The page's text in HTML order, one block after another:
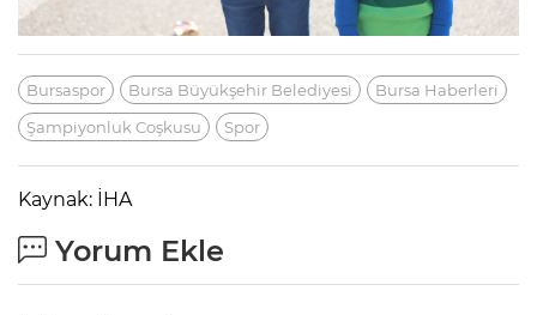
Bursaspor Bursa Büyükşehir Belediyesi
Bursa Haberleri
Şampiyonluk Coşkusu
Spor
Kaynak: İHA
Yorum Ekle